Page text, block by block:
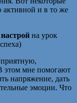
активной и в то же
на урок
этом мне помогают
напряжение, дать
эмоции. Что